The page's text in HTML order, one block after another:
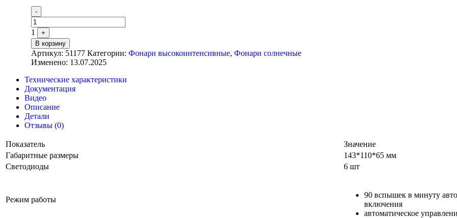
Quantity
-
1
+
В корзину
Артикул: 51177 Категории:Фонари высокоинтенсивные,Фонари солнечные
Изменено: 13.07.2025
Технические характеристики
Документация
Видео
Описание
Детали
Отзывы (0)
Показатель
Значение
Габаритные размеры
143*110*65 мм
Светодиоды
6 шт
Режим работы
90 вспышек в минуту
включения
автоматическое